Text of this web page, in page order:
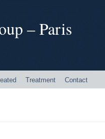
– Paris
Treatment Contact